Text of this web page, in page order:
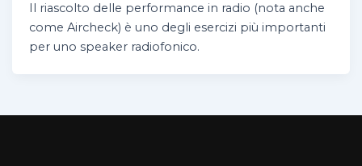
Il riascolto delle performance in radio (nota anche
come Aircheck) è uno degli esercizi più importanti
per uno speaker radiofonico.